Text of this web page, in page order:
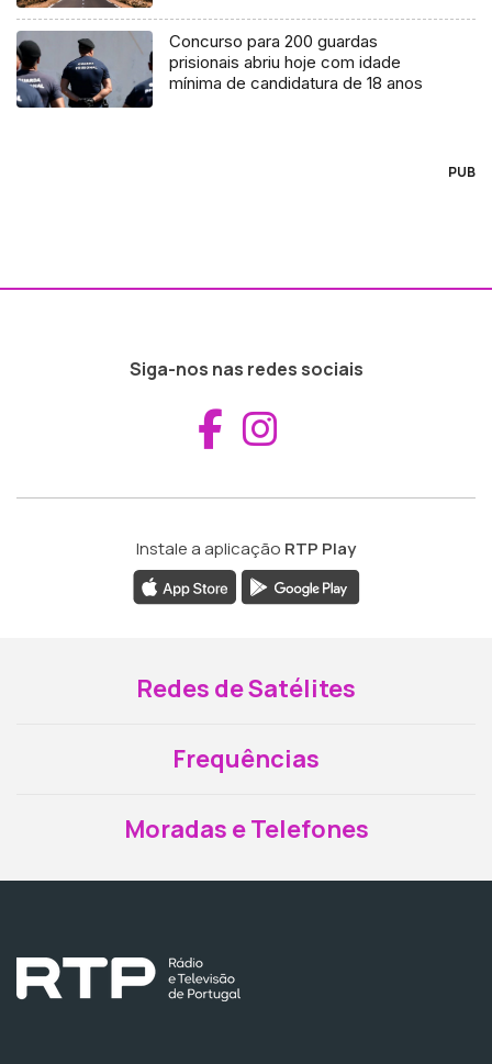
Concurso para 200 guardas
prisionais abriu hoje com idade
mínima de candidatura de 18 anos
PUB
Siga-nos nas redes sociais
Aceder ao
Instale a aplicação RTP Play
Redes de Satélites
Frequências
Moradas e Telefones